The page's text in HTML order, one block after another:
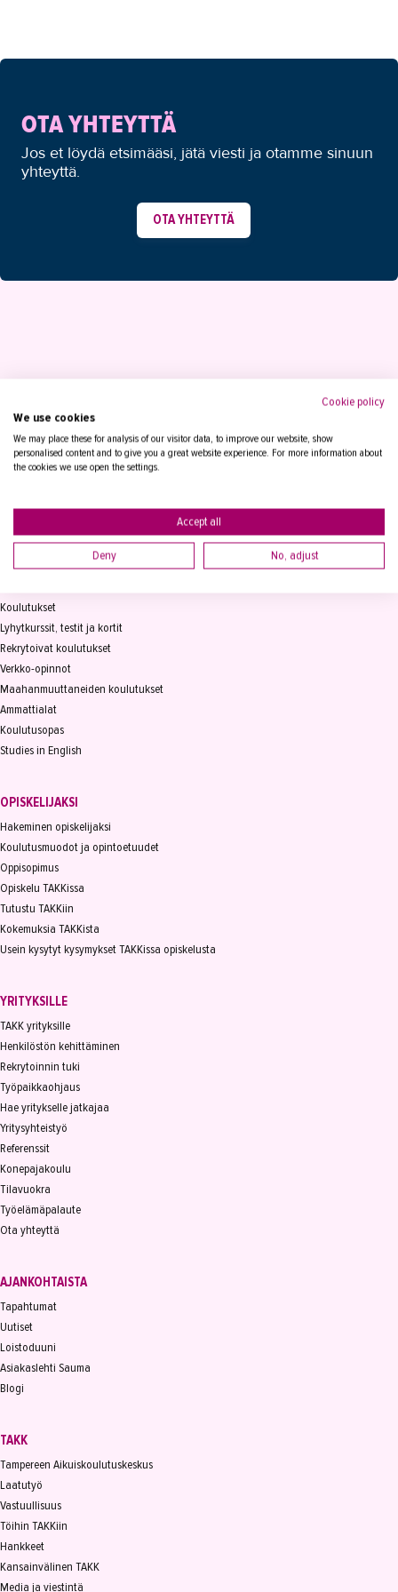
OTA YHTEYTTÄ
Jos et löydä etsimääsi, jätä viesti ja otamme sinuun
yhteyttä.
OTA YHTEYTTÄ
Tampereen Aikuiskoulutuskeskus
PL 15, 33821 Tampere
Vaihde03 2361 111
Koulutukset
Lyhytkurssit, testit ja kortit
Rekrytoivat koulutukset
Verkko-opinnot
Maahanmuuttaneiden koulutukset
Ammattialat
Koulutusopas
Studies in English
OPISKELIJAKSI
Hakeminen opiskelijaksi
Koulutusmuodot ja opintoetuudet
Oppisopimus
Opiskelu TAKKissa
Tutustu TAKKiin
Kokemuksia TAKKista
Usein kysytyt kysymykset TAKKissa opiskelusta
YRITYKSILLE
TAKK yrityksille
Henkilöstön kehittäminen
Rekrytoinnin tuki
Työpaikkaohjaus
Hae yritykselle jatkajaa
Yritysyhteistyö
Referenssit
Konepajakoulu
Tilavuokra
Työelämäpalaute
Ota yhteyttä
AJANKOHTAISTA
Tapahtumat
Uutiset
Loistoduuni
Asiakaslehti Sauma
Blogi
TAKK
Tampereen Aikuiskoulutuskeskus
Laatutyö
Vastuullisuus
Töihin TAKKiin
Hankkeet
Kansainvälinen TAKK
Media ja viestintä
Cookie policy
We use cookies
We may place these for analysis of our visitor data, to improve our website, show
personalised content and to give you a great website experience. For more information about
the cookies we use open the settings.
Accept all
Deny No, adjust